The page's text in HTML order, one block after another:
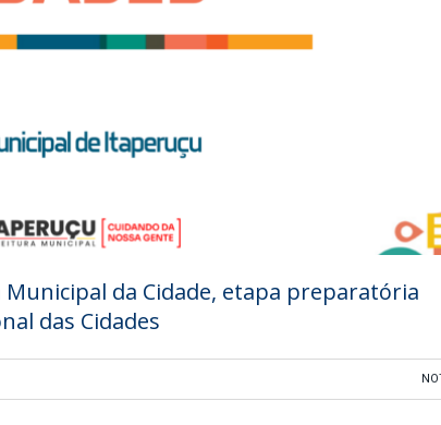
da Cidade, etapa preparatória
das Cidades